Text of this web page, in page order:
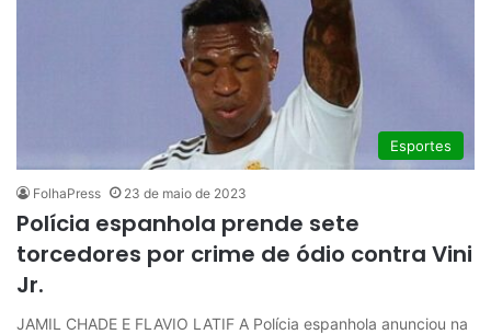
Esportes
FolhaPress 23 de maio de 2023
Polícia espanhola prende sete
torcedores por crime de ódio contra Vini
Jr.
JAMIL CHADE E FLAVIO LATIF A Polícia espanhola anunciou na